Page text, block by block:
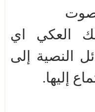
العكي اي
النصية إلى
إليها.